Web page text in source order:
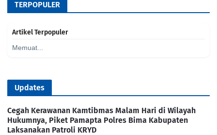
TERPOPULER
Artikel Terpopuler
Memuat...
Updates
Cegah Kerawanan Kamtibmas Malam Hari di Wilayah
Hukumnya, Piket Pamapta Polres Bima Kabupaten
Laksanakan Patroli KRYD